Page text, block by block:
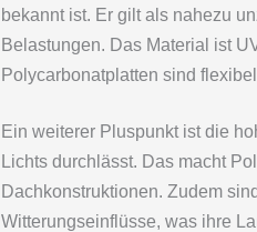
bekannt ist. Er gilt als nahezu
Belastungen. Das Material ist
Polycarbonatplatten sind
Ein weiterer Pluspunkt ist die
Lichts durchlässt. Das macht
Dachkonstruktionen. Zudem
Witterungseinflüsse, was ihre